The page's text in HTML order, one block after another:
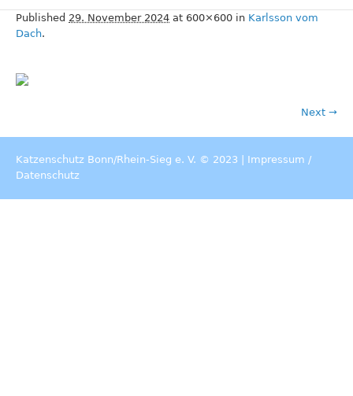
Published 29. November 2024 at 600×600 in Karlsson vom
Dach.
Next →
Katzenschutz Bonn/Rhein-Sieg e. V. © 2023 | Impressum /
Datenschutz